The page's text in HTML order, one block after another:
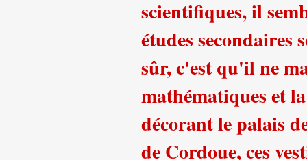
scientifiques, il
études secondaires
sûr, c'est qu'il ne
mathématiques et
décorant le palais
de Cordoue, ces